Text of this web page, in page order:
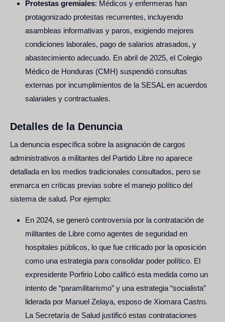
Protestas gremiales: Médicos y enfermeras han
protagonizado protestas recurrentes, incluyendo
asambleas informativas y paros, exigiendo mejores
condiciones laborales, pago de salarios atrasados, y
abastecimiento adecuado. En abril de 2025, el Colegio
Médico de Honduras (CMH) suspendió consultas
externas por incumplimientos de la SESAL en acuerdos
salariales y contractuales.
Detalles de la Denuncia
La denuncia específica sobre la asignación de cargos
administrativos a militantes del Partido Libre no aparece
detallada en los medios tradicionales consultados, pero se
enmarca en críticas previas sobre el manejo político del
sistema de salud. Por ejemplo:
En 2024, se generó controversia por la contratación de
militantes de Libre como agentes de seguridad en
hospitales públicos, lo que fue criticado por la oposición
como una estrategia para consolidar poder político. El
expresidente Porfirio Lobo calificó esta medida como un
intento de “paramilitarismo” y una estrategia “socialista”
liderada por Manuel Zelaya, esposo de Xiomara Castro.
La Secretaría de Salud justificó estas contrataciones